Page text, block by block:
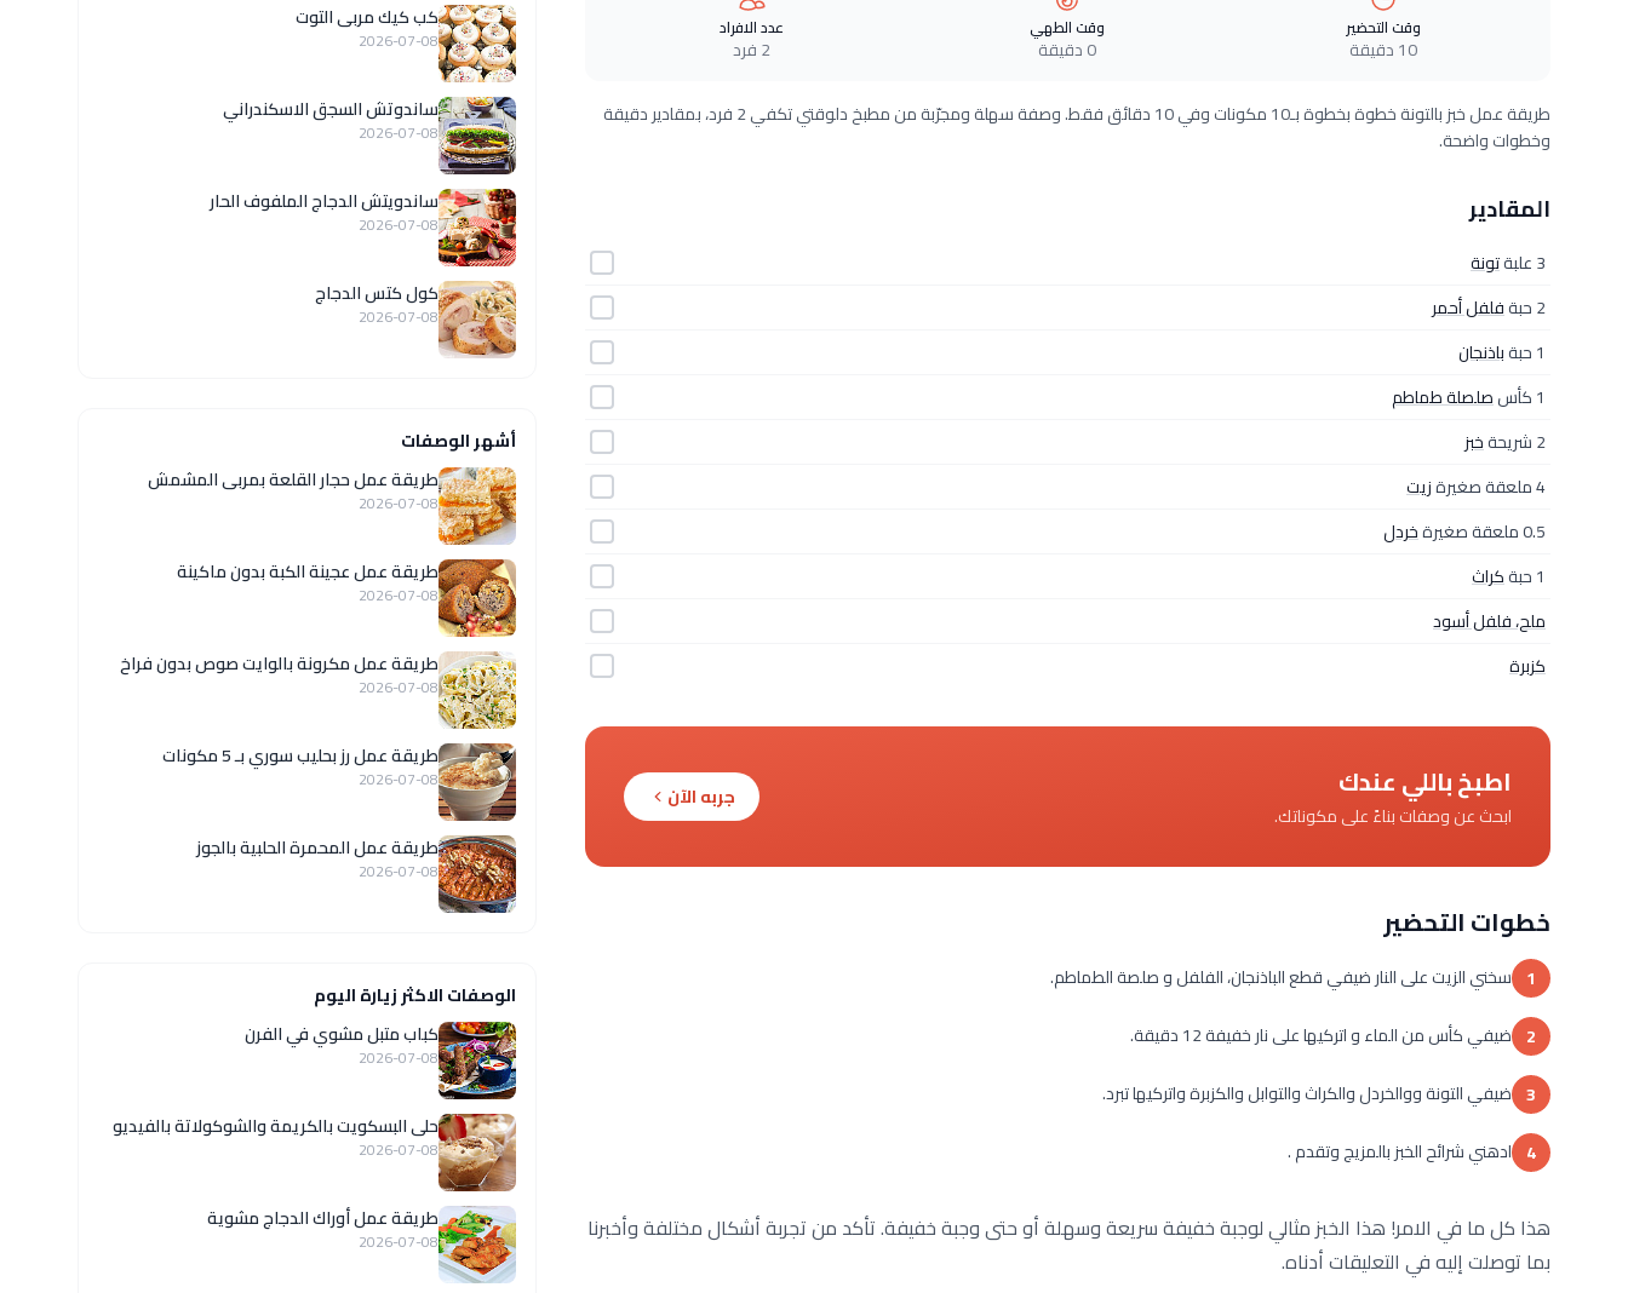
وقت التحضير
10 دقيقة
وقت الطهي
0 دقيقة
عدد الافراد
2 فرد
طريقة عمل خبز بالتونة خطوة بخطوة بـ10 مكونات وفي 10 دقائق فقط. وصفة سهلة ومجرّبة من مطبخ دلوقتي تكفي 2 فرد، بمقادير دقيقة
وخطوات واضحة.
المقادير
3 علبة
تونة
2 حبة
فلفل أحمر
1 حبة
باذنجان
1 كأس
صلصلة طماطم
2 شريحة
خبز
4 ملعقة صغيرة
زيت
0.5 ملعقة صغيرة
خردل
1 حبة
كراث
ملح، فلفل أسود
كزبرة
اطبخ باللي عندك
ابحث عن وصفات بناءً على مكوناتك.
جربه الآن
خطوات التحضير
1 سخني الزيت على النار ضيفي قطع الباذنجان، الفلفل و صلصة الطماطم.
2 ضيفي كأس من الماء و اتركيها على نار خفيفة 12 دقيقة.
3 ضيفي التونة ووالخردل والكراث والتوابل والكزبرة واتركيها تبرد.
4 ادهني شرائح الخبز بالمزيج وتقدم .
هذا كل ما في الامر! هذا الخبز مثالي لوجبة خفيفة سريعة وسهلة أو حتى وجبة خفيفة. تأكد من تجربة أشكال مختلفة وأخبرنا
بما توصلت إليه في التعليقات أدناه.
كب كيك مربى التوت
2026-07-08
ساندوتش السجق الاسكندراني
2026-07-08
ساندويتش الدجاج الملفوف الحار
2026-07-08
كول كتس الدجاج
2026-07-08
أشهر الوصفات
طريقة عمل حجار القلعة بمربى المشمش
2026-07-08
طريقة عمل عجينة الكبة بدون ماكينة
2026-07-08
طريقة عمل مكرونة بالوايت صوص بدون فراخ
2026-07-08
طريقة عمل رز بحليب سوري بـ 5 مكونات
2026-07-08
طريقة عمل المحمرة الحلبية بالجوز
2026-07-08
الوصفات الاكثر زيارة اليوم
كباب متبل مشوي في الفرن
2026-07-08
حلى البسكويت بالكريمة والشوكولاتة بالفيديو
2026-07-08
طريقة عمل أوراك الدجاج مشوية
2026-07-08